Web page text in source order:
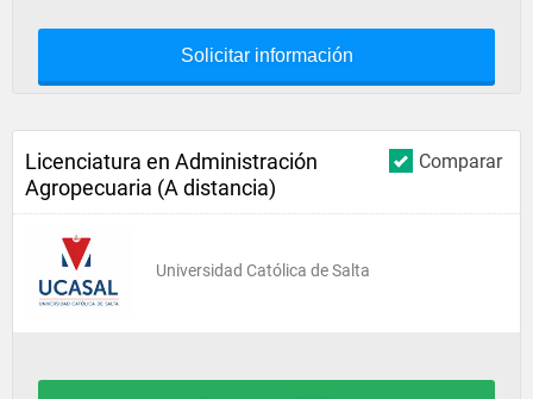
Solicitar información
Comparar
Licenciatura en Administración
Agropecuaria (A distancia)
Universidad Católica de Salta